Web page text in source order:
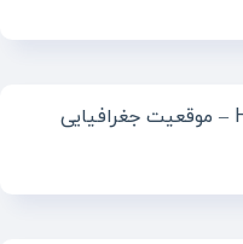
آموزش HTML – موقعیت جغرافیایی